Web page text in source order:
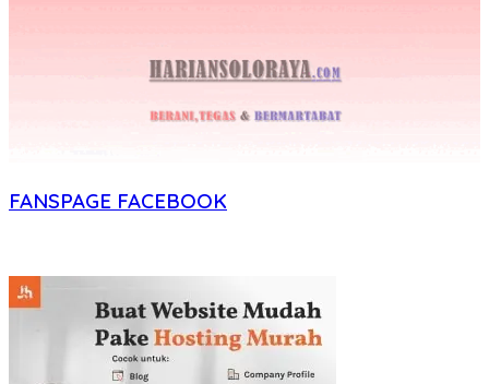
FANSPAGE FACEBOOK